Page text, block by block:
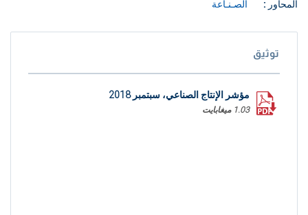
المحاور : الصـنـاعة
توثيق
مؤشر الإنتاج الصناعي، سبتمبر 2018
1.03 ميغابايت